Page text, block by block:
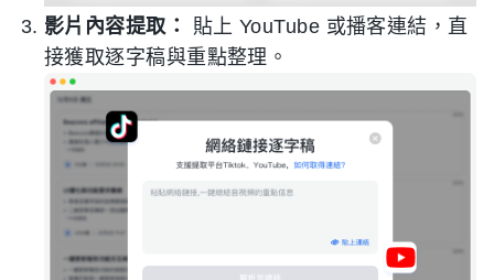
影片內容提取：
貼上 YouTube 或播客連結，直
接獲取逐字稿與重點整理。